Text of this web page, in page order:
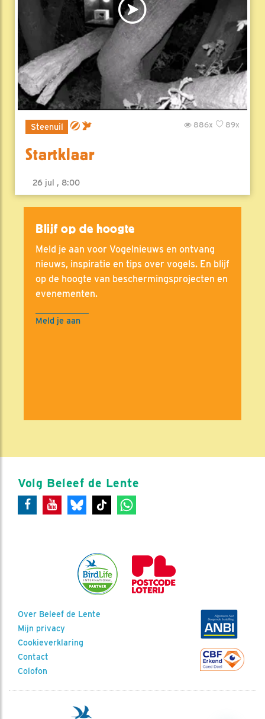
Steenuil 89x
886x
Startklaar
26 jul , 8:00
Blijf op de hoogte
Meld je aan voor Vogelnieuws en ontvang
nieuws, inspiratie en tips over vogels. En blijf
op de hoogte van beschermingsprojecten en
evenementen.
Meld je aan
Volg Beleef de Lente
Over Beleef de Lente
Mijn privacy
Cookieverklaring
Contact
Colofon